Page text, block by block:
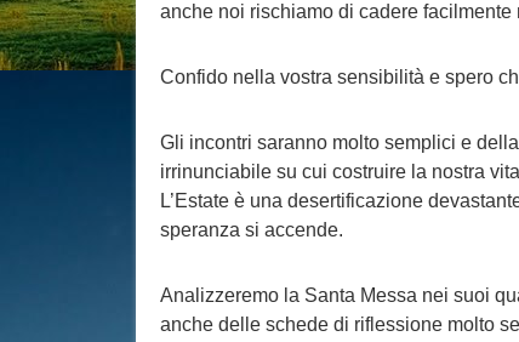
anche noi rischiamo di cadere
Confido nella vostra sensibilità e spero
Gli incontri saranno molto semplici e
irrinunciabile su cui costruire la nostra
L’Estate è una desertificazione
speranza si accende.
Analizzeremo la Santa Messa nei suoi
anche delle schede di riflessione molto